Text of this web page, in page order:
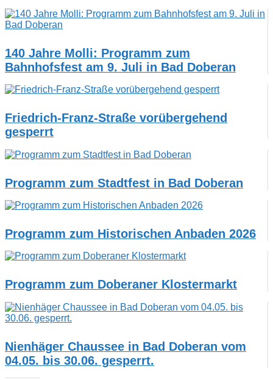
140 Jahre Molli: Programm zum
Bahnhofsfest am 9. Juli in Bad Doberan
Friedrich-Franz-Straße vorübergehend
gesperrt
Programm zum Stadtfest in Bad Doberan
Programm zum Historischen Anbaden 2026
Programm zum Doberaner Klostermarkt
Nienhäger Chaussee in Bad Doberan vom
04.05. bis 30.06. gesperrt.